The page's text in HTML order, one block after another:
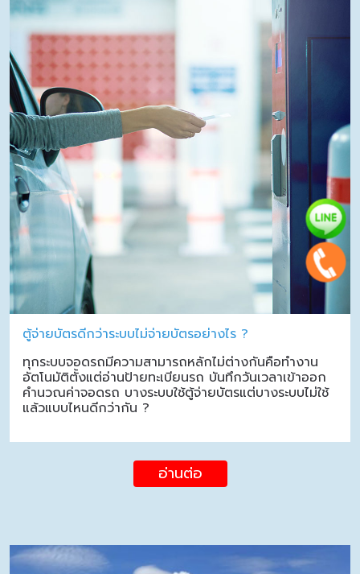
ตู้จ่ายบัตรดีกว่าระบบไม่จ่ายบัตรอย่างไร ?
ทุกระบบจอดรถมีความสามารถหลักไม่ต่างกันคือทำงาน
อัตโนมัติตั้งแต่อ่านป้ายทะเบียนรถ บันทึกวันเวลาเข้าออก
คำนวณค่าจอดรถ บางระบบใช้ตู้จ่ายบัตรแต่บางระบบไม่ใช้
แล้วแบบไหนดีกว่ากัน ?
อ่านต่อ